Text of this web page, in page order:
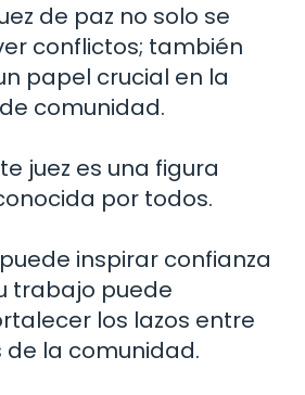
de paz no solo se
conflictos; también
papel crucial en la
comunidad.
juez es una figura
por todos.
inspirar confianza
trabajo puede
los lazos entre
la comunidad.